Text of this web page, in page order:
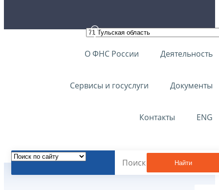
О ФНС России Деятельность
Сервисы и госуслуги Документы
Контакты ENG
Найти